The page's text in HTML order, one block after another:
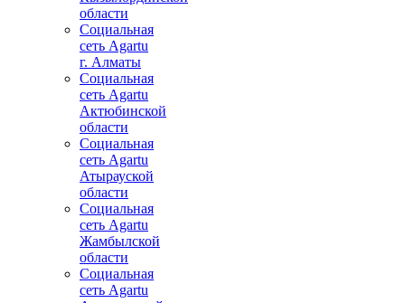
области
Социальная
сеть Agartu
г. Алматы
Социальная
сеть Agartu
Актюбинской
области
Социальная
сеть Agartu
Атырауской
области
Социальная
сеть Agartu
Жамбылской
области
Социальная
сеть Agartu